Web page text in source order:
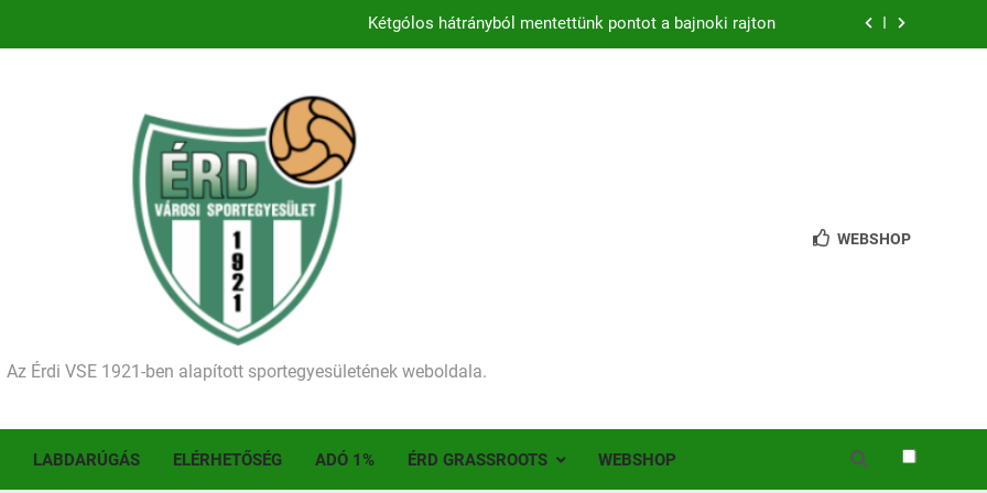
Kezdődik a 2026–2027-es szezon – hazai pályán rajtol az Érdi VSE!
Történelmet írt az I. Érdi Football Fesztivál – több mint 200 játékos lépett pályára Érden
Ellenfelünk visszalépése miatt játék nélkül jutottunk tovább a MOL Magyar Kupában
Kezdődik a 2026–2027-es szezon – hazai pályán rajtol az Érdi VSE!
Történelmet írt az I. Érdi Football Fesztivál – több mint 200 játékos lépett pályára Érden
Az Érdi VSE 1921-ben alapított sportegyesületének weboldala.
WEBSHOP
LABDARÚGÁS ELÉRHETŐSÉG ADÓ 1% ÉRD GRASSROOTS WEBSHOP